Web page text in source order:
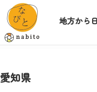
地方から
愛知県